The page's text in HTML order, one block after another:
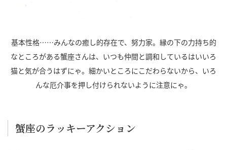
基本性格……みんなの癒し的存在で、努力家。縁の下の力持ち的
なところがある蟹座さんは、いつも仲間と調和しているはいいろ
猫と気が合うはずにゃ。細かいところにこだわらないから、いろ
んな厄介事を押し付けられないように注意にゃ。
蟹座のラッキーアクション